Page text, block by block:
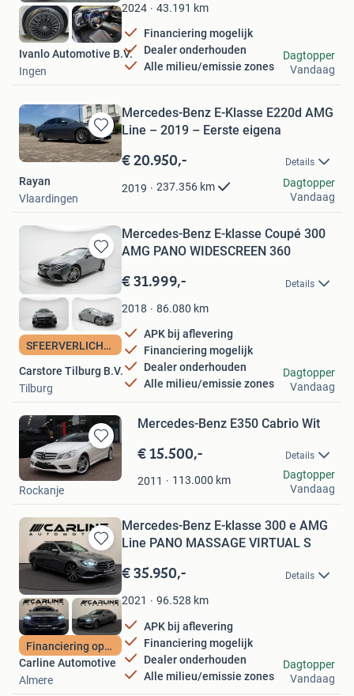
Favorieten2024 43.191 km
Financiering mogelijk
Dealer onderhouden
Alle milieu/emissie zones
Ivanlo Automotive B.V.
Ingen
Dagtopper
Vandaag
Bewaren
in
Favorieten
Mercedes-Benz E-Klasse E220d AMG
Line – 2019 – Eerste eigena
€ 20.950,- Details
2019 237.356 km
Rayan
Vlaardingen
Dagtopper
Vandaag
Bewaren
in
Favorieten
SFEERVERLICHTING
Mercedes-Benz E-klasse Coupé 300
AMG PANO WIDESCREEN 360
€ 31.999,- Details
2018 86.080 km
APK bij aflevering
Financiering mogelijk
Dealer onderhouden
Alle milieu/emissie zones
Carstore Tilburg B.V.
Tilburg
Dagtopper
Vandaag
Bewaren
in
Mijn
Mercedes-Benz E350 Cabrio Wit
€ 15.500,- Details
2011 113.000 km
Willem van der Does
Rockanje
Dagtopper
Vandaag
Bewaren
in
Mijn
Favorieten
Financiering optie
Mercedes-Benz E-klasse 300 e AMG
Line PANO MASSAGE VIRTUAL S
€ 35.950,- Details
2021 96.528 km
APK bij aflevering
Financiering mogelijk
Dealer onderhouden
Alle milieu/emissie zones
Carline Automotive
Almere
Dagtopper
Vandaag